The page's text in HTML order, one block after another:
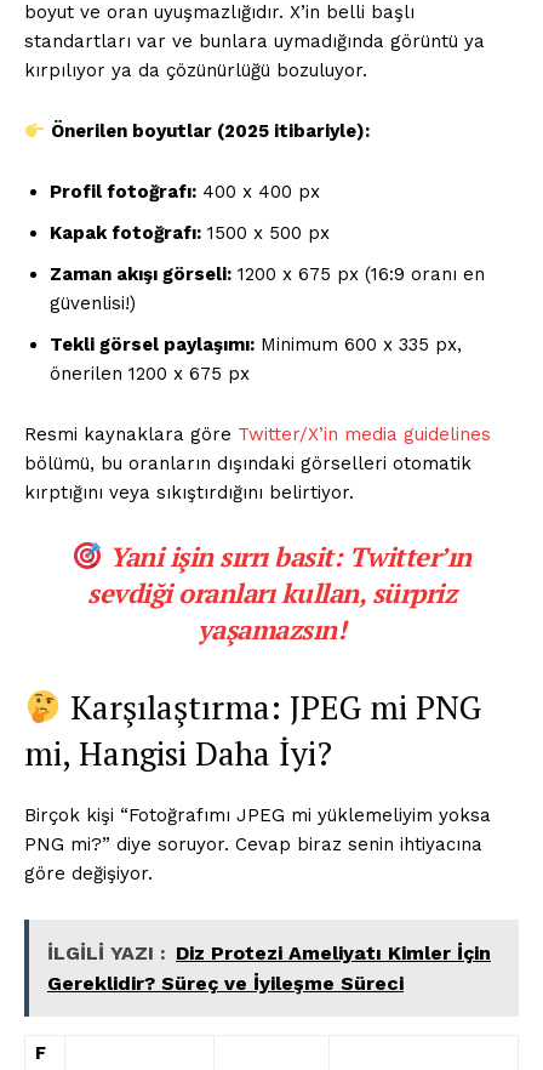
boyut ve oran uyuşmazlığıdır. X’in belli başlı
standartları var ve bunlara uymadığında görüntü ya
kırpılıyor ya da çözünürlüğü bozuluyor.
Önerilen boyutlar (2025 itibariyle):
Profil fotoğrafı: 400 x 400 px
Kapak fotoğrafı: 1500 x 500 px
Zaman akışı görseli: 1200 x 675 px (16:9 oranı en
güvenlisi!)
Tekli görsel paylaşımı: Minimum 600 x 335 px,
önerilen 1200 x 675 px
Resmi kaynaklara göre Twitter/X’in media guidelines
bölümü, bu oranların dışındaki görselleri otomatik
kırptığını veya sıkıştırdığını belirtiyor.
Yani işin sırrı basit: Twitter’ın
sevdiği oranları kullan, sürpriz
yaşamazsın!
Karşılaştırma: JPEG mi PNG
mi, Hangisi Daha İyi?
Birçok kişi “Fotoğrafımı JPEG mi yüklemeliyim yoksa
PNG mi?” diye soruyor. Cevap biraz senin ihtiyacına
göre değişiyor.
İLGİLİ YAZI : Diz Protezi Ameliyatı Kimler İçin
Gereklidir? Süreç ve İyileşme Süreci
F